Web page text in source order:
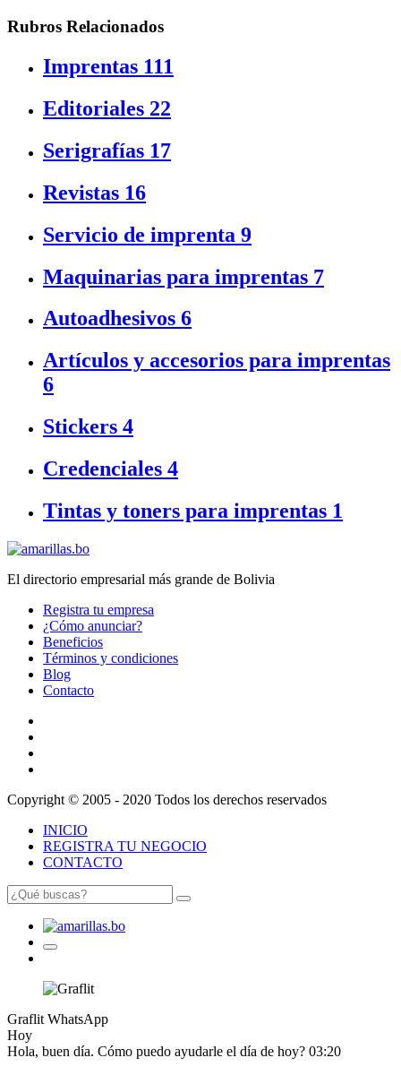
Rubros Relacionados
Imprentas 111
Editoriales 22
Serigrafías 17
Revistas 16
Servicio de imprenta 9
Maquinarias para imprentas 7
Autoadhesivos 6
Artículos y accesorios para imprentas
6
Stickers 4
Credenciales 4
Tintas y toners para imprentas 1
El directorio empresarial más grande de Bolivia
Registra tu empresa
¿Cómo anunciar?
Beneficios
Términos y condiciones
Blog
Contacto
Copyright © 2005 - 2020 Todos los derechos reservados
INICIO
REGISTRA TU NEGOCIO
CONTACTO
Graflit WhatsApp
Hoy
Hola, buen día. Cómo puedo ayudarle el día de hoy? 03:20